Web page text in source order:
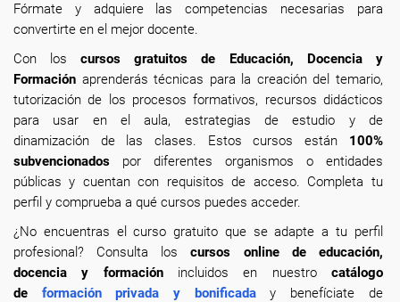
Fórmate y adquiere las competencias necesarias para
convertirte en el mejor docente.
Con los cursos gratuitos de Educación, Docencia y
Formación aprenderás técnicas para la creación del temario,
tutorización de los procesos formativos, recursos didácticos
para usar en el aula, estrategias de estudio y de
dinamización de las clases. Estos cursos están 100%
subvencionados por diferentes organismos o entidades
públicas y cuentan con requisitos de acceso. Completa tu
perfil y comprueba a qué cursos puedes acceder.
¿No encuentras el curso gratuito que se adapte a tu perfil
profesional? Consulta loscursos online de educación,
docencia y formaciónincluidos en nuestrocatálogo
de
formación privada y bonificaday benefíciate de